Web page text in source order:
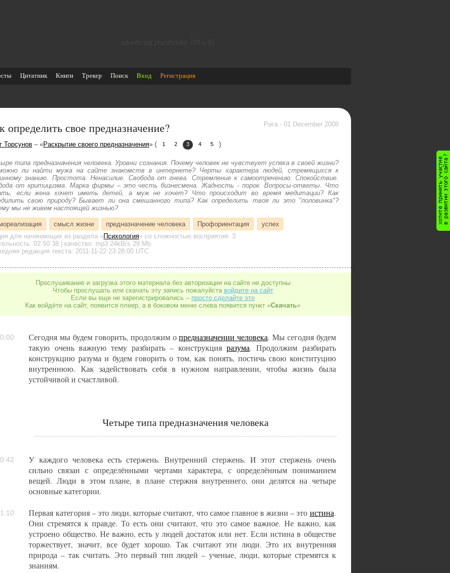
Цитатник Книги Трекер Поиск Вход Регистрация
определить свое предназначение? Рига - 01 December 2008
Торсунов – «Раскрытие своего предназначения» ( 1 2 3 4 5 )
типа предназначения человека. Уровни сознания. Почему человек не чувствует успеха в своей жизни?
ли найти мужа на сайте знакомств в интернете? Черты характера людей, стремящихся к
знанию. Простота. Ненасилие. Свобода от гнева. Стремление к самоотречению. Спокойствие.
от критицизма. Марка фирмы – это честь бизнесмена. Жадность - порок. Вопросы-ответы. Что
если жена хочет иметь детей, а муж не хочет? Что происходит во время медитации? Как
свою природу? Бывает ли она смешанного типа? Как определить твоя ли это "половинка"?
мы не живем настоящей жизнью?
смысл жизни предназначение человека Профориентация
успех
для начинающих из раздела «Психология» со сложностью восприятия: 3
02:50:38 | качество: mp3 24kB/s 29 Mb
редакция текста: 2011-11-22 23:28:00 UTC
Прослушивание и загрузка этого материала без авторизации на сайте не доступны
Чтобы прослушать или скачать эту запись пожалуйста войдите на сайт
Если вы еще не зарегистрировались – просто сделайте это
Как войдёте на сайт, появится плеер, а в боковом меню слева появится пункт «Скачать»
Сегодня мы будем говорить, продолжим опредназначении человека. Мы сегодня будем
такую очень важную тему разбирать – конструкцияразума. Продолжим разбирать
конструкцию разума и будем говорить о том, как понять, постичь свою конституцию
внутреннюю. Как задействовать себя в нужном направлении, чтобы жизнь была
устойчивой и счастливой.
Четыре типа предназначения человека
У каждого человека есть стержень. Внутренний стержень. И этот стержень очень
сильно связан с определёнными чертами характера, с определённым пониманием
вещей. Люди в этом плане, в плане стержня внутреннего, они делятся на четыре
основные категории.
Первая категория – это люди, которые считают, что самое главное в жизни – это истина.
Они стремятся к правде. То есть они считают, что это самое важное. Не важно, как
устроено общество. Не важно, есть у людей достаток или нет. Если истина в обществе
торжествует, значит, все будет хорошо. Так считают эти люди. Это их внутренняя
природа – так считать. Это первый тип людей – ученые, люди, которые стремятся к
знаниям.